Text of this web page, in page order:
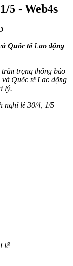
5 - Web4s
Quốc tế Lao động
trân trọng thông báo
Quốc tế Lao động
lý.
lễ